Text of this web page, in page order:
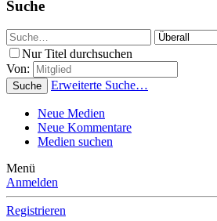
Suche
Nur Titel durchsuchen
Von:
Suche Erweiterte Suche…
Neue Medien
Neue Kommentare
Medien suchen
Menü
Anmelden
Registrieren